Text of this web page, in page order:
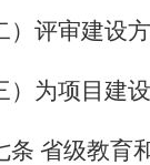
）评审建设
）为项目建
条 省级教育